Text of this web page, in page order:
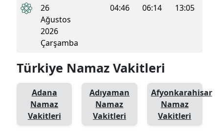
26
Ağustos
2026
Çarşamba
04:46 06:14 13:05
Türkiye Namaz Vakitleri
Adana
Namaz
Vakitleri
Adıyaman
Namaz
Vakitleri
Afyonkarahisar
Namaz
Vakitleri